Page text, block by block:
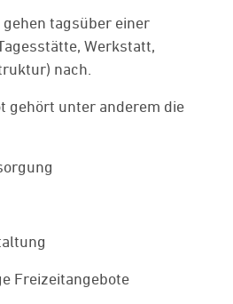
tagsüber einer
Werkstatt,
nach.
gehört unter anderem die
Freizeitangebote